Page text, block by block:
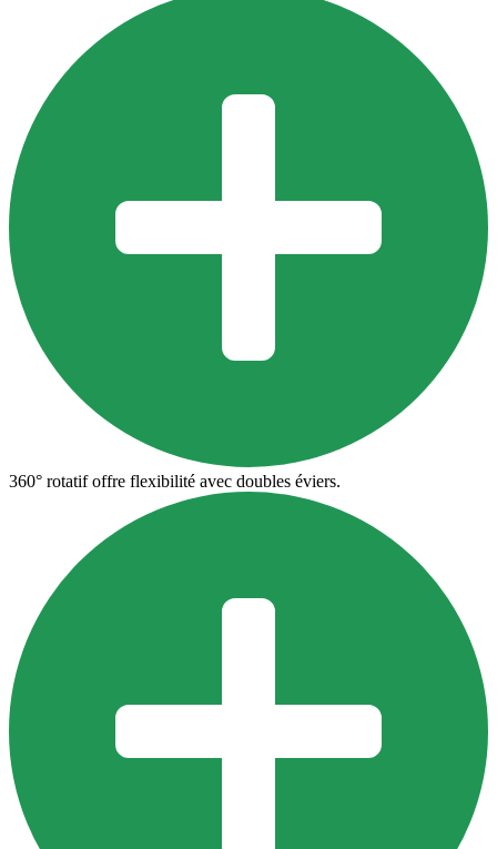
360° rotatif offre flexibilité avec doubles éviers.